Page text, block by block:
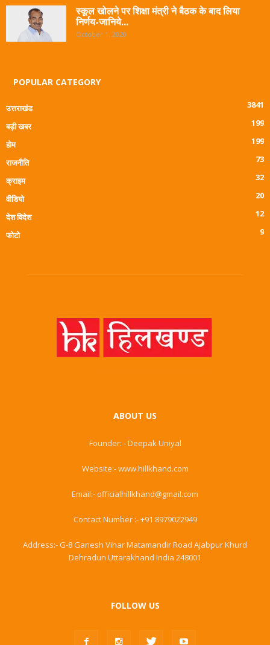
स्कूल खोलने पर शिक्षा मंत्री ने बैठक के बाद लिया
निर्णय-जानिये...
October 1, 2020
POPULAR CATEGORY
उत्तराखंड
3841
बड़ी खबर
199
होम
199
राजनीति
73
क्राइम
32
वीडियो
20
देश विदेश
12
फोटो
9
ABOUT US
Founder: - Deepak Uniyal
Website:- www.hillkhand.com
Email:- officialhillkhand@gmail.com
Contact Number :- +91 8979022949
Address:- G-8 Ganesh Vihar Matamandir Road Ajabpur Khurd
Dehradun Uttarakhand India 248001
FOLLOW US